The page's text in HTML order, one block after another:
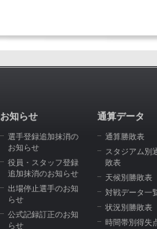
お知らせ
選手登録追加抹消の
お知らせ
役員・スタッフ登録
追加抹消のお知らせ
出場停止選手のお知
らせ
公式記録訂正のお知
らせ
通算データ
通算勝敗表
スタジアム別
敗表
天候別勝敗表
対戦データ一
状況別勝敗表
時間帯別得失